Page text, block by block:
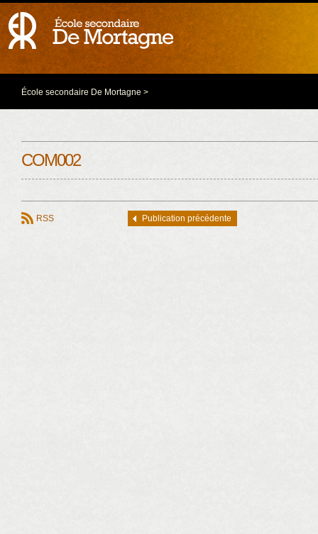
École secondaire De Mortagne >
COM002
RSS Publication précédente